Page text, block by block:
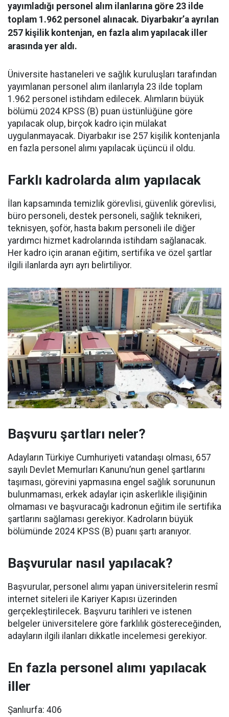
yayımladığı personel alım ilanlarına göre 23 ilde
toplam 1.962 personel alınacak. Diyarbakır’a ayrılan
257 kişilik kontenjan, en fazla alım yapılacak iller
arasında yer aldı.
Üniversite hastaneleri ve sağlık kuruluşları tarafından
yayımlanan personel alım ilanlarıyla 23 ilde toplam
1.962 personel istihdam edilecek. Alımların büyük
bölümü 2024 KPSS (B) puan üstünlüğüne göre
yapılacak olup, birçok kadro için mülakat
uygulanmayacak. Diyarbakır ise 257 kişilik kontenjanla
en fazla personel alımı yapılacak üçüncü il oldu.
Farklı kadrolarda alım yapılacak
İlan kapsamında temizlik görevlisi, güvenlik görevlisi,
büro personeli, destek personeli, sağlık teknikeri,
teknisyen, şoför, hasta bakım personeli ile diğer
yardımcı hizmet kadrolarında istihdam sağlanacak.
Her kadro için aranan eğitim, sertifika ve özel şartlar
ilgili ilanlarda ayrı ayrı belirtiliyor.
Başvuru şartları neler?
Adayların Türkiye Cumhuriyeti vatandaşı olması, 657
sayılı Devlet Memurları Kanunu’nun genel şartlarını
taşıması, görevini yapmasına engel sağlık sorununun
bulunmaması, erkek adaylar için askerlikle ilişiğinin
olmaması ve başvuracağı kadronun eğitim ile sertifika
şartlarını sağlaması gerekiyor. Kadroların büyük
bölümünde 2024 KPSS (B) puanı şartı aranıyor.
Başvurular nasıl yapılacak?
Başvurular, personel alımı yapan üniversitelerin resmî
internet siteleri ile Kariyer Kapısı üzerinden
gerçekleştirilecek. Başvuru tarihleri ve istenen
belgeler üniversitelere göre farklılık göstereceğinden,
adayların ilgili ilanları dikkatle incelemesi gerekiyor.
En fazla personel alımı yapılacak
iller
Şanlıurfa: 406